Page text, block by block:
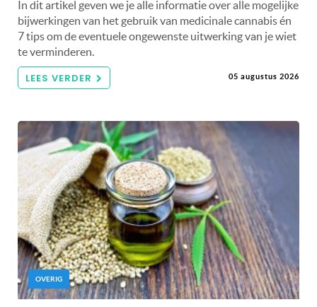
In dit artikel geven we je alle informatie over alle mogelijke
bijwerkingen van het gebruik van medicinale cannabis én
7 tips om de eventuele ongewenste uitwerking van je wiet
te verminderen.
LEES VERDER 05 augustus 2026
OVERIG